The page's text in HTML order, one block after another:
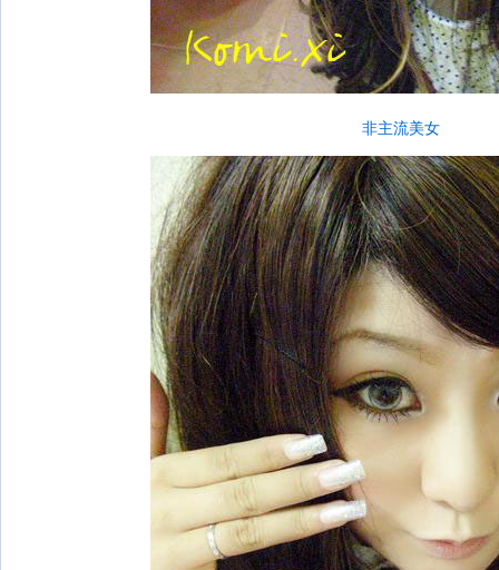
非主流美女